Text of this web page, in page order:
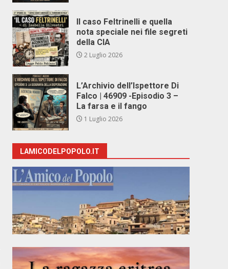
Il caso Feltrinelli e quella
nota speciale nei file segreti
della CIA
2 Luglio 2026
L’Archivio dell’Ispettore Di
Falco | 46909 -Episodio 3 –
La farsa e il fango
1 Luglio 2026
LAMICODELPOPOLO.IT